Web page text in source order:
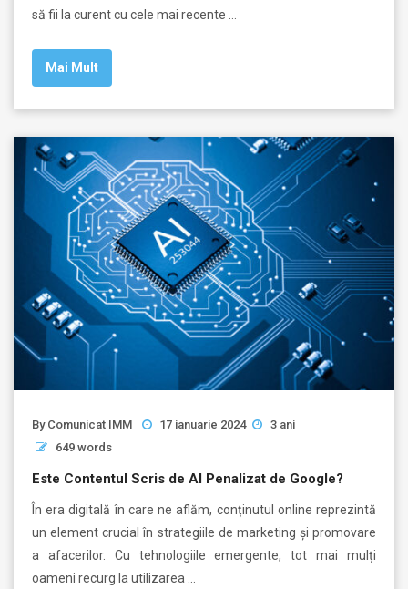
să fii la curent cu cele mai recente …
Mai Mult
By Comunicat IMM 17 ianuarie 2024
3 ani
649 words
Este Contentul Scris de AI Penalizat de Google?
În era digitală în care ne aflăm, conținutul online reprezintă
un element crucial în strategiile de marketing și promovare
a afacerilor. Cu tehnologiile emergente, tot mai mulți
oameni recurg la utilizarea …